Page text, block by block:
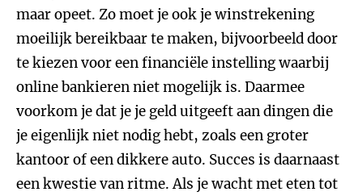
maar opeet. Zo moet je ook je winstrekening
moeilijk bereikbaar te maken, bijvoorbeeld door
te kiezen voor een financiële instelling waarbij
online bankieren niet mogelijk is. Daarmee
voorkom je dat je je geld uitgeeft aan dingen die
je eigenlijk niet nodig hebt, zoals een groter
kantoor of een dikkere auto. Succes is daarnaast
een kwestie van ritme. Als je wacht met eten tot